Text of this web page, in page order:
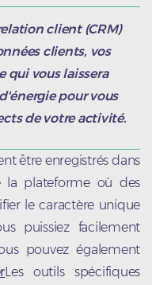
client (CRM)
clients, vos
qui vous laissera
pour vous
de votre activité.
être enregistrés dans
la plateforme où des
le caractère unique
puissiez facilement
pouvez également
Les outils spécifiques